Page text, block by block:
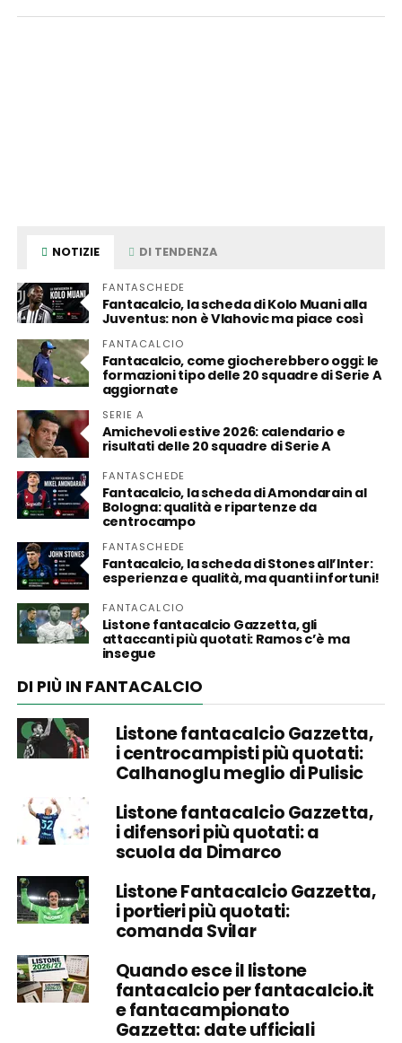
NOTIZIE DI TENDENZA
FANTASCHEDE
Fantacalcio, la scheda di Kolo Muani alla
Juventus: non è Vlahovic ma piace così
FANTACALCIO
Fantacalcio, come giocherebbero oggi: le
formazioni tipo delle 20 squadre di Serie A
aggiornate
SERIE A
Amichevoli estive 2026: calendario e
risultati delle 20 squadre di Serie A
FANTASCHEDE
Fantacalcio, la scheda di Amondarain al
Bologna: qualità e ripartenze da
centrocampo
FANTASCHEDE
Fantacalcio, la scheda di Stones all’Inter:
esperienza e qualità, ma quanti infortuni!
FANTACALCIO
Listone fantacalcio Gazzetta, gli
attaccanti più quotati: Ramos c’è ma
insegue
DI PIÙ IN FANTACALCIO
Listone fantacalcio Gazzetta,
i centrocampisti più quotati:
Calhanoglu meglio di Pulisic
Listone fantacalcio Gazzetta,
i difensori più quotati: a
scuola da Dimarco
Listone Fantacalcio Gazzetta,
i portieri più quotati:
comanda Svilar
Quando esce il listone
fantacalcio per fantacalcio.it
e fantacampionato
Gazzetta: date ufficiali